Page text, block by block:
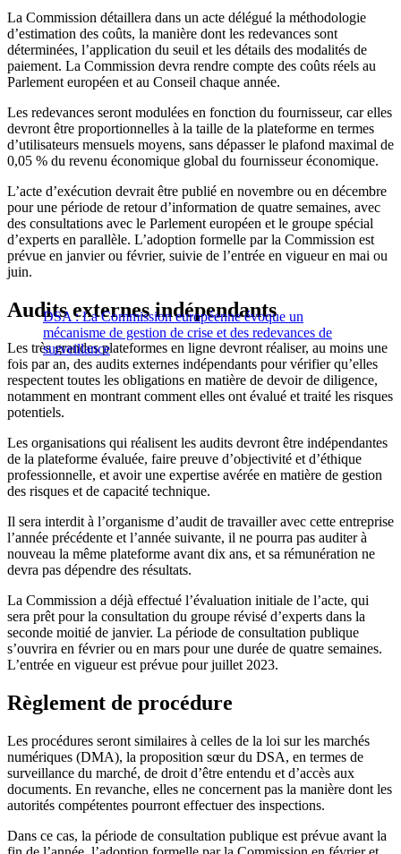
La Commission détaillera dans un acte délégué la méthodologie
d’estimation des coûts, la manière dont les redevances sont
déterminées, l’application du seuil et les détails des modalités de
paiement. La Commission devra rendre compte des coûts réels au
Parlement européen et au Conseil chaque année.
Les redevances seront modulées en fonction du fournisseur, car elles
devront être proportionnelles à la taille de la plateforme en termes
d’utilisateurs mensuels moyens, sans dépasser le plafond maximal de
0,05 % du revenu économique global du fournisseur économique.
L’acte d’exécution devrait être publié en novembre ou en décembre
pour une période de retour d’information de quatre semaines, avec
des consultations avec le Parlement européen et le groupe spécial
d’experts en parallèle. L’adoption formelle par la Commission est
prévue en janvier ou février, suivie de l’entrée en vigueur en mai ou
juin.
DSA : La Commission européenne évoque un
mécanisme de gestion de crise et des redevances de
surveillance
Audits externes indépendants
Les très grandes plateformes en ligne devront réaliser, au moins une
fois par an, des audits externes indépendants pour vérifier qu’elles
respectent toutes les obligations en matière de devoir de diligence,
notamment en montrant comment elles ont évalué et traité les risques
potentiels.
Les organisations qui réalisent les audits devront être indépendantes
de la plateforme évaluée, faire preuve d’objectivité et d’éthique
professionnelle, et avoir une expertise avérée en matière de gestion
des risques et de capacité technique.
Il sera interdit à l’organisme d’audit de travailler avec cette entreprise
l’année précédente et l’année suivante, il ne pourra pas auditer à
nouveau la même plateforme avant dix ans, et sa rémunération ne
devra pas dépendre des résultats.
La Commission a déjà effectué l’évaluation initiale de l’acte, qui
sera prêt pour la consultation du groupe révisé d’experts dans la
seconde moitié de janvier. La période de consultation publique
s’ouvrira en février ou en mars pour une durée de quatre semaines.
L’entrée en vigueur est prévue pour juillet 2023.
Règlement de procédure
Les procédures seront similaires à celles de la loi sur les marchés
numériques (DMA), la proposition sœur du DSA, en termes de
surveillance du marché, de droit d’être entendu et d’accès aux
documents. En revanche, elles ne concernent pas la manière dont les
autorités compétentes pourront effectuer des inspections.
Dans ce cas, la période de consultation publique est prévue avant la